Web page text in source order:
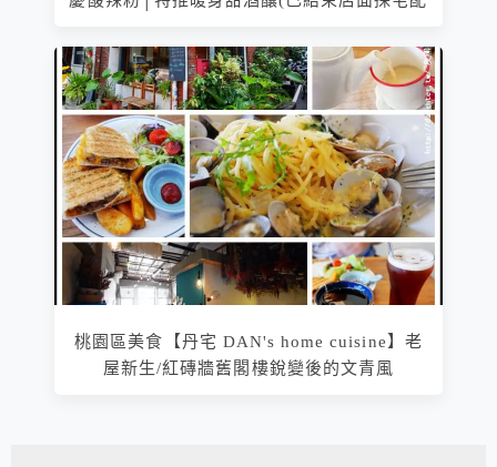
桃園區美食【丹宅 DAN's home cuisine】老
屋新生/紅磚牆舊閣樓銳變後的文青風